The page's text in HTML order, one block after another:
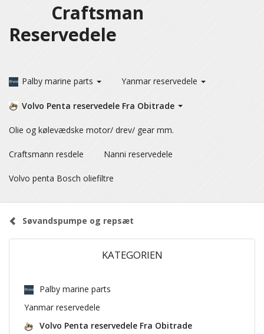
Craftsman
Reservedele
Palby marine parts Yanmar reservedele
Volvo Penta reservedele Fra Obitrade
Olie og kølevædske motor/ drev/ gear mm.
Craftsmann resdele Nanni reservedele
Volvo penta Bosch oliefiltre
Søvandspumpe og repsæt
KATEGORIEN
Palby marine parts
Yanmar reservedele
Volvo Penta reservedele Fra Obitrade